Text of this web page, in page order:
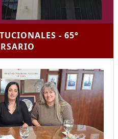
- 65°